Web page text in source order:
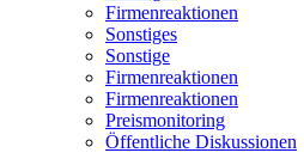
Firmenreaktionen
Sonstiges
Sonstige
Firmenreaktionen
Firmenreaktionen
Preismonitoring
Öffentliche Diskussionen